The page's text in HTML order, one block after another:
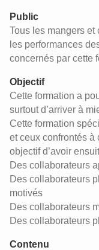
Public
Tous les mangers et
les performances
concernés par cette
Objectif
Cette formation a
surtout d’arriver à
Cette formation
et ceux confrontés à
objectif d’avoir
Des collaborateurs
Des collaborateurs
motivés
Des collaborateurs
Des collaborateurs
Contenu